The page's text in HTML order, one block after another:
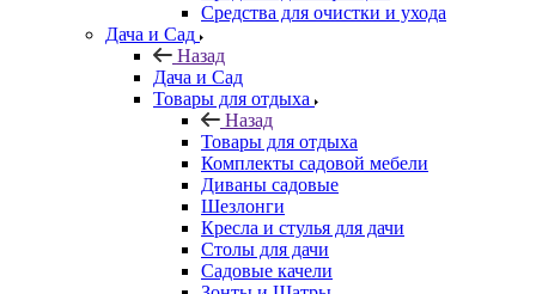
Средства для очистки и ухода
Дача и Сад
Назад
Дача и Сад
Товары для отдыха
Назад
Товары для отдыха
Комплекты садовой мебели
Диваны садовые
Шезлонги
Кресла и стулья для дачи
Столы для дачи
Садовые качели